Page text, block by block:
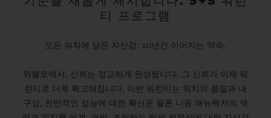
티 프로그램
모든 워치에 담은 자신감. 10년간 이어지는 약속.
위블로에서, 신뢰는 정교하게 완성됩니다. 그 신뢰가 이제 워
런티로 더욱 확고해집니다. 이번 워런티는 워치의 품질과 내
구성, 전반적인 성능에 대한 확신은 물론 니옹 매뉴팩처의 역